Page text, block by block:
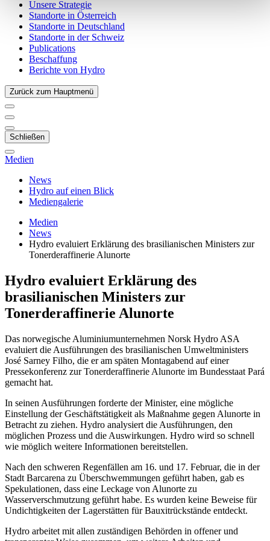
Unsere Strategie
Standorte in Österreich
Standorte in Deutschland
Standorte in der Schweiz
Publications
Beschaffung
Berichte von Hydro
Zurück zum Hauptmenü
Schließen
Medien
News
Hydro auf einen Blick
Mediengalerie
Medien
News
Hydro evaluiert Erklärung des brasilianischen Ministers zur
Tonerderaffinerie Alunorte
Hydro evaluiert Erklärung des
brasilianischen Ministers zur
Tonerderaffinerie Alunorte
Das norwegische Aluminiumunternehmen Norsk Hydro ASA
evaluiert die Ausführungen des brasilianischen Umweltministers
José Sarney Filho, die er am späten Montagabend auf einer
Pressekonferenz zur Tonerderaffinerie Alunorte im Bundesstaat Pará
gemacht hat.
In seinen Ausführungen forderte der Minister, eine mögliche
Einstellung der Geschäftstätigkeit als Maßnahme gegen Alunorte in
Betracht zu ziehen. Hydro analysiert die Ausführungen, den
möglichen Prozess und die Auswirkungen. Hydro wird so schnell
wie möglich weitere Informationen bereitstellen.
Nach den schweren Regenfällen am 16. und 17. Februar, die in der
Stadt Barcarena zu Überschwemmungen geführt haben, gab es
Spekulationen, dass eine Leckage von Alunorte zu
Wasserverschmutzung geführt habe. Es wurden keine Beweise für
Undichtigkeiten der Lagerstätten für Bauxitrückstände entdeckt.
Hydro arbeitet mit allen zuständigen Behörden in offener und